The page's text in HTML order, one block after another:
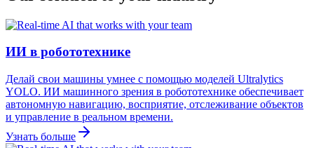
ИИ в робототехнике
Делай свои машины умнее с помощью моделей Ultralytics
YOLO. ИИ машинного зрения в робототехнике обеспечивает
автономную навигацию, восприятие, отслеживание объектов
и управление в реальном времени.
Узнать больше